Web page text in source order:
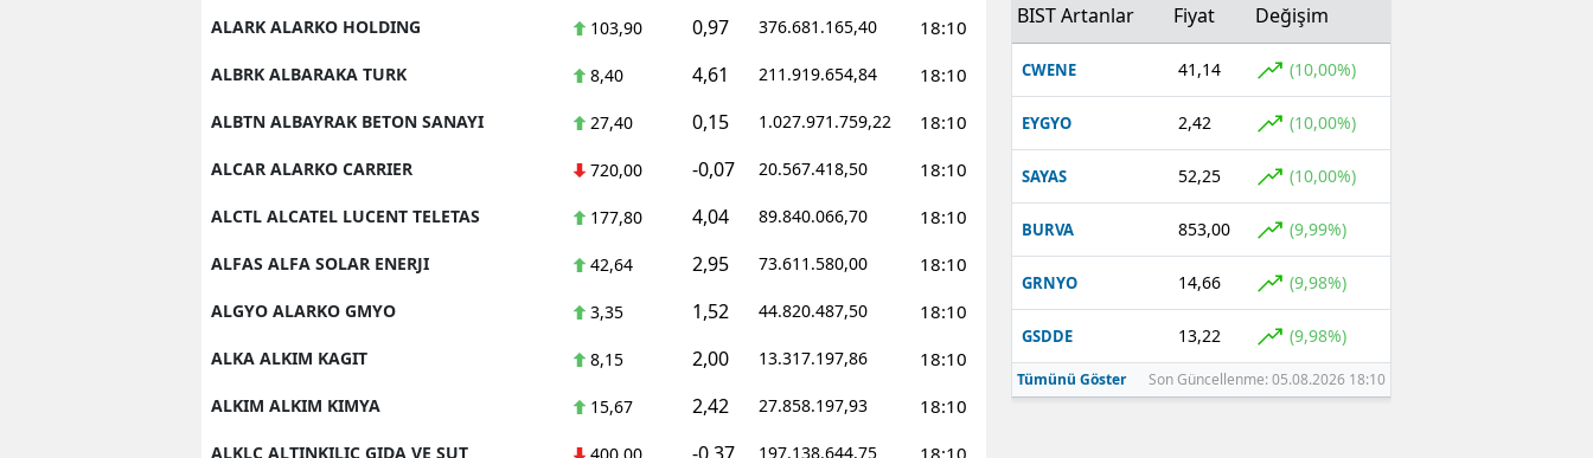
ALARK ALARKO HOLDING 103,90 0,97 376.681.165,40 18:10
ALBRK ALBARAKA TURK 8,40 4,61 211.919.654,84 18:10
ALBTN ALBAYRAK BETON SANAYI 27,40 0,15 1.027.971.759,22 18:10
ALCAR ALARKO CARRIER 720,00 -0,07 20.567.418,50 18:10
ALCTL ALCATEL LUCENT TELETAS 177,80 4,04 89.840.066,70 18:10
ALFAS ALFA SOLAR ENERJI 42,64 2,95 73.611.580,00 18:10
ALGYO ALARKO GMYO 3,35 1,52 44.820.487,50 18:10
ALKA ALKIM KAGIT 8,15 2,00 13.317.197,86 18:10
ALKIM ALKIM KIMYA 15,67 2,42 27.858.197,93 18:10
ALKLC ALTINKILIC GIDA VE SUT 400,00 -0,37 197.138.644,75 18:10
BIST Artanlar Fiyat Değişim
CWENE 41,14 (10,00%)
EYGYO 2,42 (10,00%)
SAYAS 52,25 (10,00%)
BURVA 853,00 (9,99%)
GRNYO 14,66 (9,98%)
GSDDE 13,22 (9,98%)
Tümünü Göster Son Güncellenme: 05.08.2026 18:10